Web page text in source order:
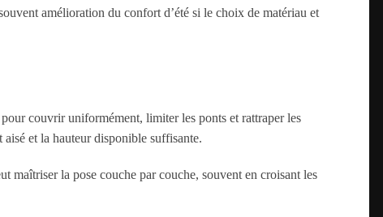
amélioration du confort d’été si le choix de matériau et
couvrir uniformément, limiter les ponts et rattraper les
et la hauteur disponible suffisante.
maîtriser la pose couche par couche, souvent en croisant les